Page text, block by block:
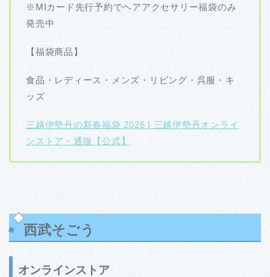
※MIカード先行予約でヘアアクセサリー福袋のみ
発売中
【福袋商品】
食品・レディース・メンズ・リビング・呉服・キ
ッズ
三越伊勢丹の新春福袋 2026 | 三越伊勢丹オンライ
ンストア・通販【公式】
西武そごう
オンラインストア